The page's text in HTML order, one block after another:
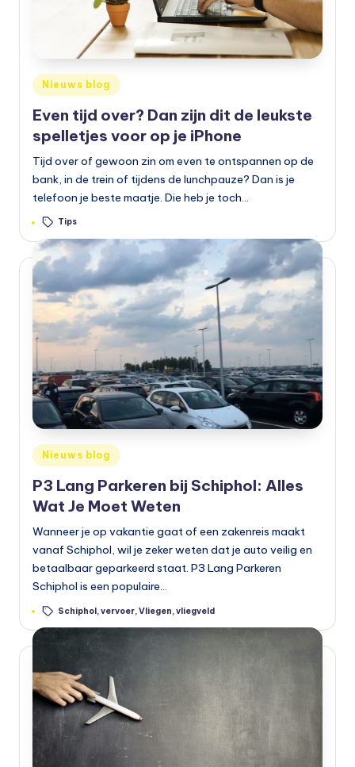
Geplaatst
in
Nieuws blog
Even tijd over? Dan zijn dit de leukste
spelletjes voor op je iPhone
Tijd over of gewoon zin om even te ontspannen op de
bank, in de trein of tijdens de lunchpauze? Dan is je
telefoon je beste maatje. Die heb je toch…
Tags: Tips
Geplaatst
in
Nieuws blog
P3 Lang Parkeren bij Schiphol: Alles
Wat Je Moet Weten
Wanneer je op vakantie gaat of een zakenreis maakt
vanaf Schiphol, wil je zeker weten dat je auto veilig en
betaalbaar geparkeerd staat. P3 Lang Parkeren
Schiphol is een populaire…
Tags: Schiphol ,vervoer ,Vliegen ,vliegveld